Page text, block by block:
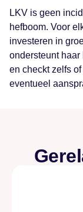
LKV is geen
hefboom. Voor
investeren in
ondersteunt
en checkt zelfs
eventueel